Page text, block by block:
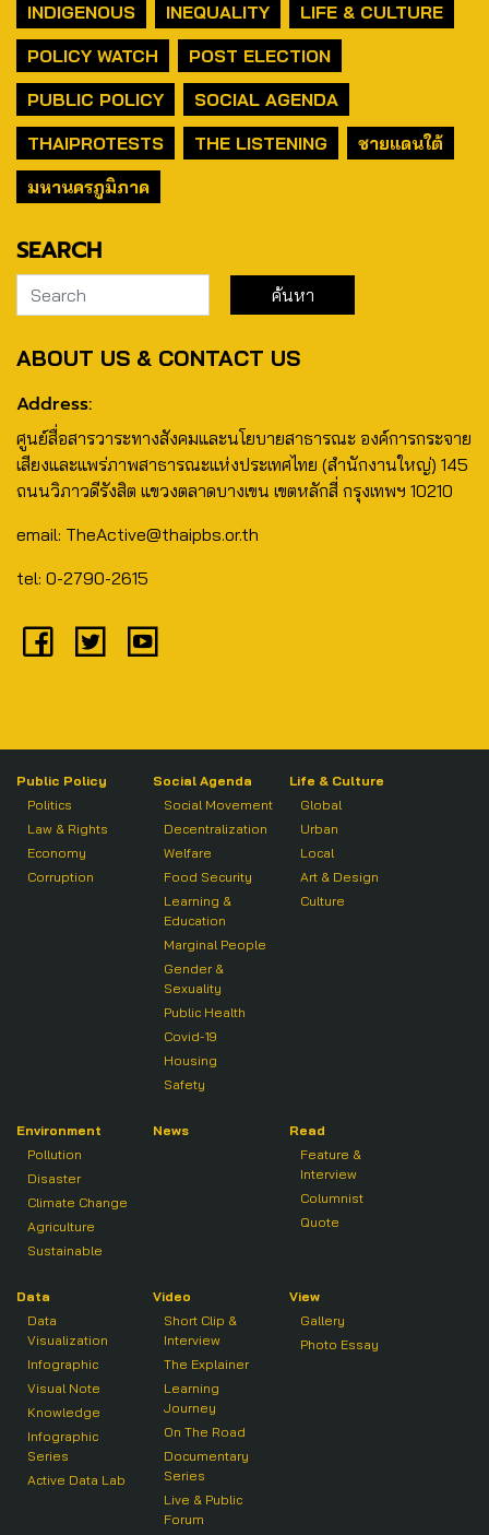
INDIGENOUS
INEQUALITY
LIFE & CULTURE
POLICY WATCH
POST ELECTION
PUBLIC POLICY
SOCIAL AGENDA
THAIPROTESTS
THE LISTENING
ชายแดนใต้
มหานครภูมิภาค
SEARCH
ABOUT US & CONTACT US
Address:
ศูนย์สื่อสารวาระทางสังคมและนโยบายสาธารณะ องค์การกระจาย
เสียงและแพร่ภาพสาธารณะแห่งประเทศไทย (สำนักงานใหญ่) 145
ถนนวิภาวดีรังสิต แขวงตลาดบางเขน เขตหลักสี่ กรุงเทพฯ 10210
email: TheActive@thaipbs.or.th
tel: 0-2790-2615
Public Policy
Politics
Law & Rights
Economy
Corruption
Social Agenda
Social Movement
Decentralization
Welfare
Food Security
Learning &
Education
Marginal People
Gender &
Sexuality
Public Health
Covid-19
Housing
Safety
Life & Culture
Global
Urban
Local
Art & Design
Culture
Environment
Pollution
Disaster
Climate Change
Agriculture
Sustainable
News
Read
Feature &
Interview
Columnist
Quote
Data
Data
Visualization
Infographic
Visual Note
Knowledge
Infographic
Series
Active Data Lab
Video
Short Clip &
Interview
The Explainer
Learning
Journey
On The Road
Documentary
Series
Live & Public
Forum
View
Gallery
Photo Essay